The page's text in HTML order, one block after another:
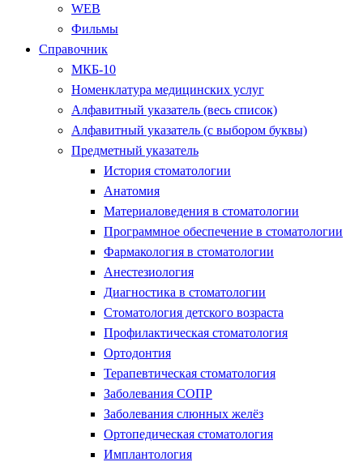
WEB
Фильмы
Справочник
МКБ-10
Номенклатура медицинских услуг
Алфавитный указатель (весь список)
Алфавитный указатель (с выбором буквы)
Предметный указатель
История стоматологии
Анатомия
Материаловедения в стоматологии
Программное обеспечение в стоматологии
Фармакология в стоматологии
Анестезиология
Диагностика в стоматологии
Стоматология детского возраста
Профилактическая стоматология
Ортодонтия
Терапевтическая стоматология
Заболевания СОПР
Заболевания слюнных желёз
Ортопедическая стоматология
Имплантология